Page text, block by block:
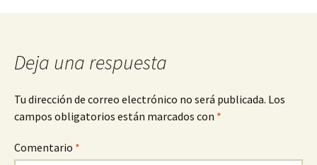
entradas
Deja una respuesta
Tu dirección de correo electrónico no será publicada. Los
campos obligatorios están marcados con *
Comentario *